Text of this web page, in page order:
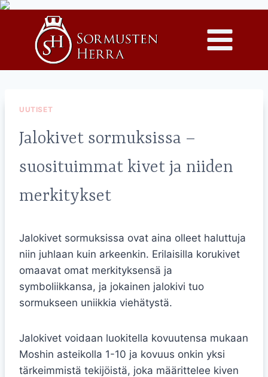
sisältöön
UUTISET
Jalokivet sormuksissa –
suosituimmat kivet ja niiden
merkitykset
Jalokivet sormuksissa ovat aina olleet haluttuja
niin juhlaan kuin arkeenkin. Erilaisilla korukivet
omaavat omat merkityksensä ja
symboliikkansa, ja jokainen jalokivi tuo
sormukseen uniikkia viehätystä.
Jalokivet voidaan luokitella kovuutensa mukaan
Moshin asteikolla 1-10 ja kovuus onkin yksi
tärkeimmistä tekijöistä, joka määrittelee kiven